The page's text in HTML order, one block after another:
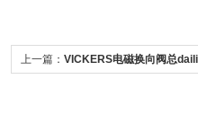
上一篇： VICKERS电磁换向阀总daili